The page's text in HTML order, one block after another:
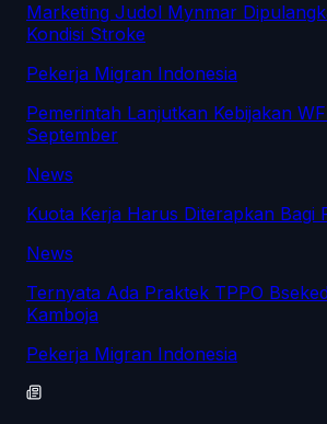
Marketing Judol Mynmar
Kondisi Stroke
Pekerja Migran Indonesia
Pemerintah Lanjutkan Kebijakan
September
News
Kuota Kerja Harus Diterapkan Bagi
News
Ternyata Ada Praktek TPPO
Kamboja
Pekerja Migran Indonesia